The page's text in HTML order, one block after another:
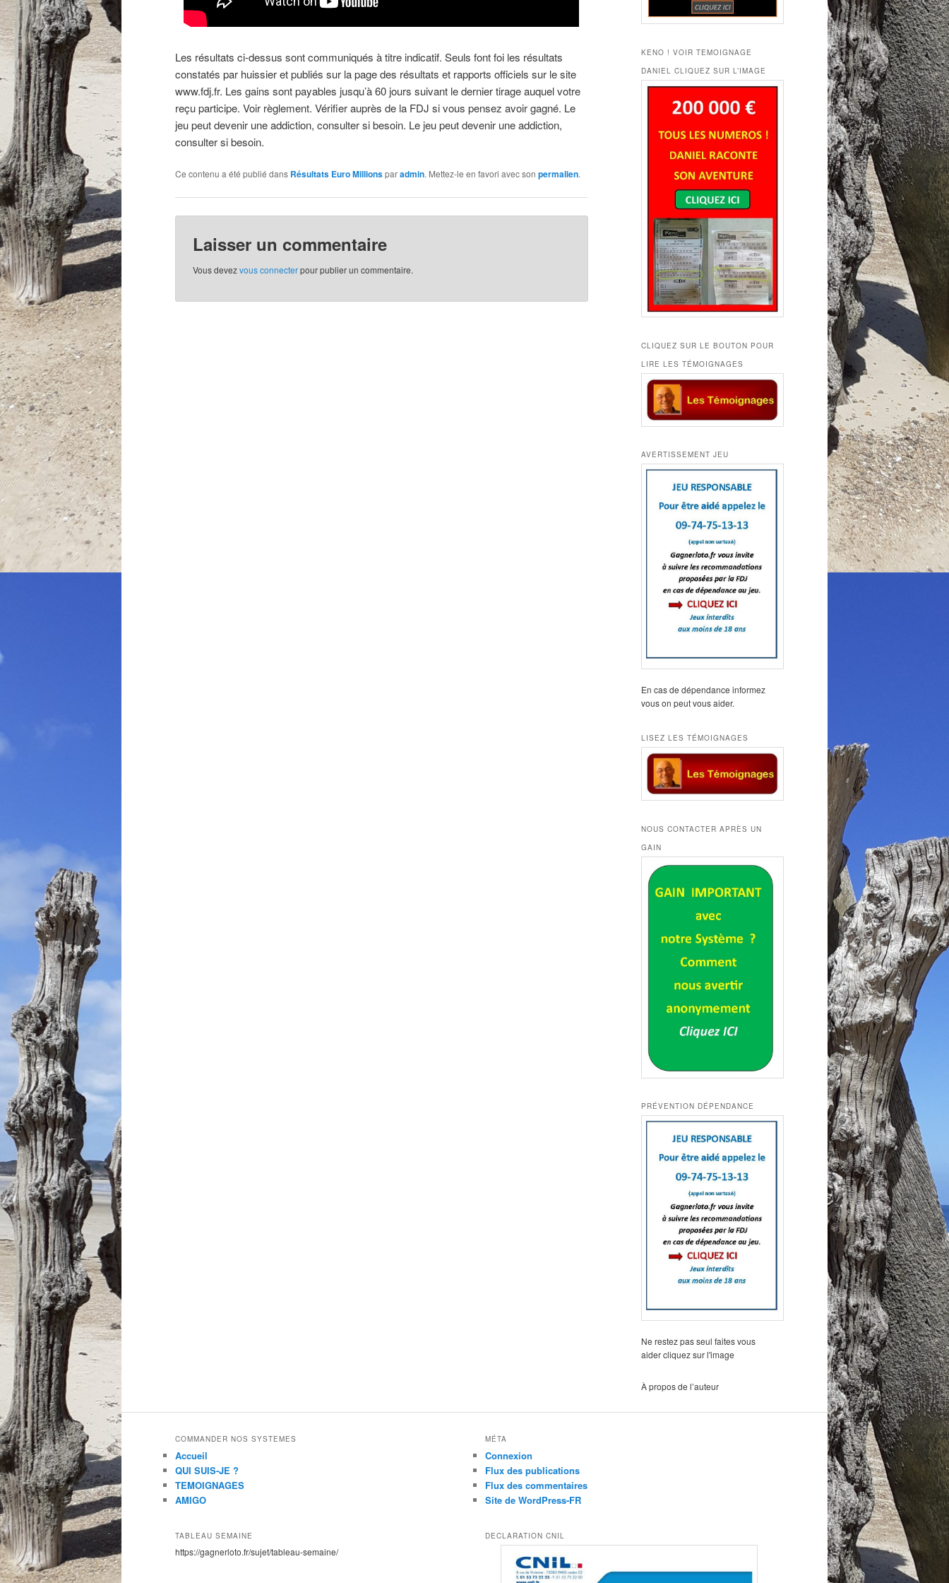
Les résultats ci-dessus sont communiqués à titre indicatif. Seuls font foi les résultats
constatés par huissier et publiés sur la page des résultats et rapports officiels sur le site
www.fdj.fr. Les gains sont payables jusqu’à 60 jours suivant le dernier tirage auquel votre
reçu participe. Voir règlement. Vérifier auprès de la FDJ si vous pensez avoir gagné. Le
jeu peut devenir une addiction, consulter si besoin. Le jeu peut devenir une addiction,
consulter si besoin.
Ce contenu a été publié dans Résultats Euro Millionsparadmin. Mettez-le en favori avec son permalien.
Laisser un commentaire
Vous devezvous connecterpour publier un commentaire.
KENO ! VOIR TEMOIGNAGE
DANIEL CLIQUEZ SUR L’IMAGE
CLIQUEZ SUR LE BOUTON POUR
LIRE LES TÉMOIGNAGES
AVERTISSEMENT JEU
En cas de dépendance informez
vous on peut vous aider.
LISEZ LES TÉMOIGNAGES
NOUS CONTACTER APRÈS UN
GAIN
PRÉVENTION DÉPENDANCE
Ne restez pas seul faites vous
aider cliquez sur l'image
À propos de l’auteur
COMMANDER NOS SYSTEMES
Accueil
QUI SUIS-JE ?
TEMOIGNAGES
AMIGO
TABLEAU SEMAINE
https://gagnerloto.fr/sujet/tableau-semaine/
MÉTA
Connexion
Flux des publications
Flux des commentaires
Site de WordPress-FR
DECLARATION CNIL